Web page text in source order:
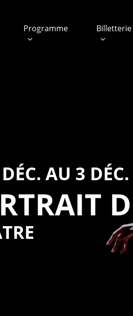
Programme Billetterie
AU 3 DÉC.